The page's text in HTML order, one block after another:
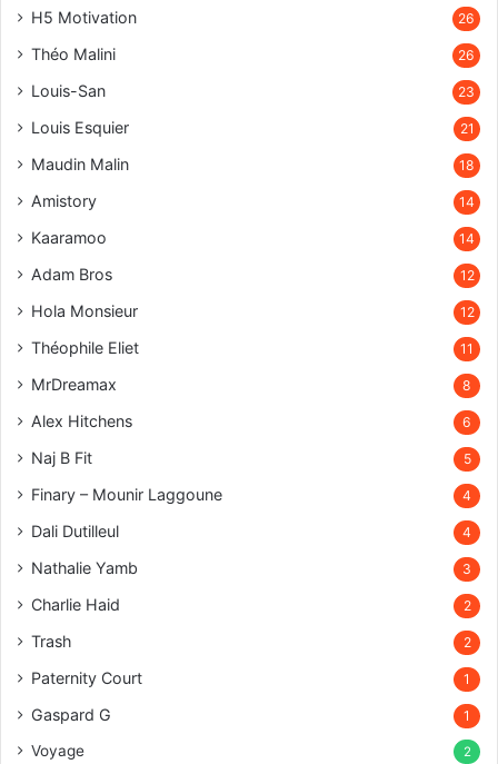
H5 Motivation 26
Théo Malini 26
Louis-San 23
Louis Esquier 21
Maudin Malin 18
Amistory 14
Kaaramoo 14
Adam Bros 12
Hola Monsieur 12
Théophile Eliet 11
MrDreamax 8
Alex Hitchens 6
Naj B Fit 5
Finary – Mounir Laggoune 4
Dali Dutilleul 4
Nathalie Yamb 3
Charlie Haid 2
Trash 2
Paternity Court 1
Gaspard G 1
Voyage 2